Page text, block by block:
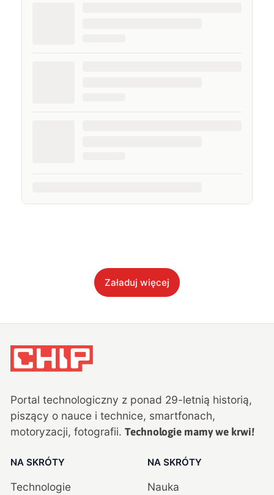
Załaduj więcej
Portal technologiczny z ponad 29-letnią historią,
piszący o nauce i technice, smartfonach,
motoryzacji, fotografii. Technologie mamy we krwi!
NA SKRÓTY
Technologie
NA SKRÓTY
Nauka